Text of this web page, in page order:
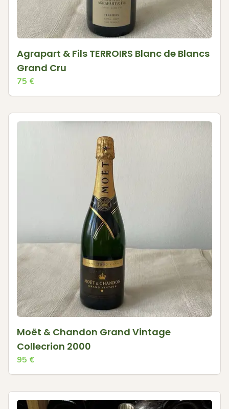
Agrapart & Fils TERROIRS Blanc de Blancs
Grand Cru
75 €
Moët & Chandon Grand Vintage
Collecrion 2000
95 €